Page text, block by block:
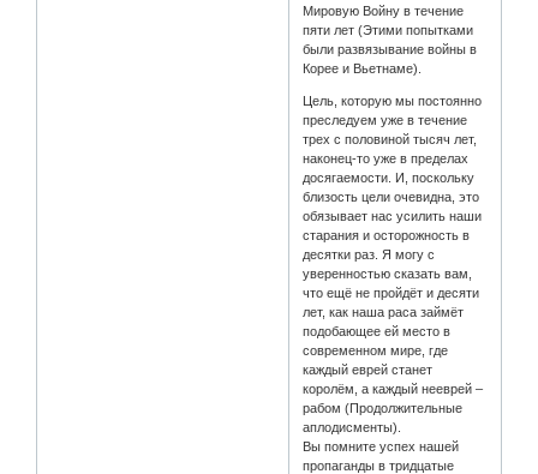
Мировую Войну в течение
пяти лет (Этими попытками
были развязывание войны в
Корее и Вьетнаме).
Цель, которую мы постоянно
преследуем уже в течение
трех с половиной тысяч лет,
наконец-то уже в пределах
досягаемости. И, поскольку
близость цели очевидна, это
обязывает нас усилить наши
старания и осторожность в
десятки раз. Я могу с
уверенностью сказать вам,
что ещё не пройдёт и десяти
лет, как наша раса займёт
подобающее ей место в
современном мире, где
каждый еврей станет
королём, а каждый нееврей –
рабом (Продолжительные
аплодисменты).
Вы помните успех нашей
пропаганды в тридцатые